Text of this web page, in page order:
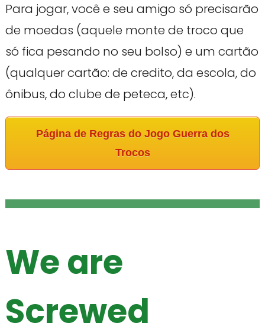
Para jogar, você e seu amigo só precisarão
de moedas (aquele monte de troco que
só fica pesando no seu bolso) e um cartão
(qualquer cartão: de credito, da escola, do
ônibus, do clube de peteca, etc).
Página de Regras do Jogo Guerra dos
Trocos
We are
Screwed